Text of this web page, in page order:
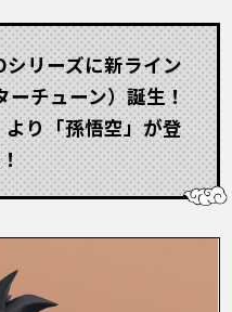
ES
リーズに新ライン
ーチューン）誕生！
り「孫悟空」が登